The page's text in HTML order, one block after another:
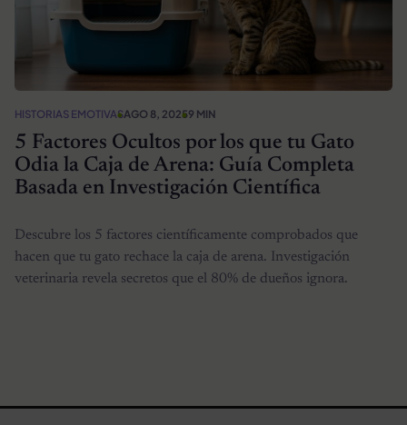
HISTORIAS EMOTIVASAGO 8, 20259 MIN
5 Factores Ocultos por los que tu Gato
Odia la Caja de Arena: Guía Completa
Basada en Investigación Científica
Descubre los 5 factores científicamente comprobados que
hacen que tu gato rechace la caja de arena. Investigación
veterinaria revela secretos que el 80% de dueños ignora.